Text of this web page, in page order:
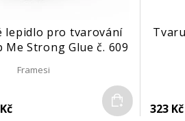
lepidlo pro tvarování
Me Strong Glue č. 609
Framesi
Do košíku
323 Kč